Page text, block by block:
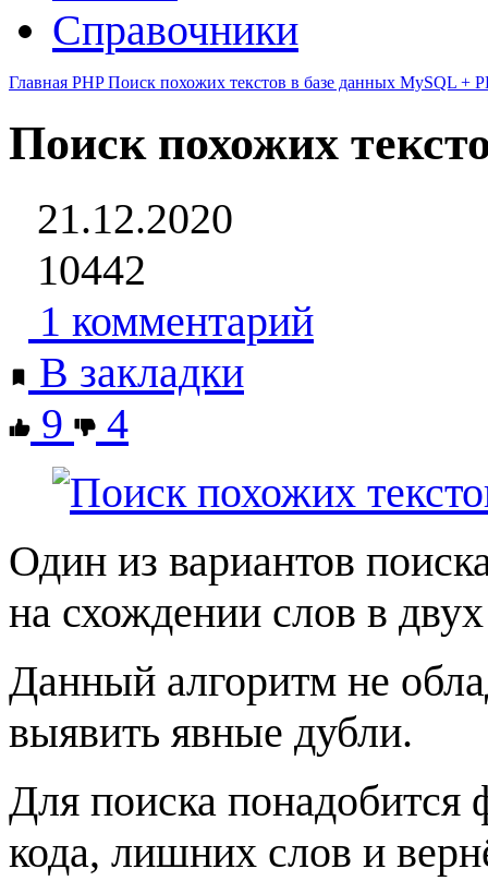
Справочники
Главная PHPПоиск похожих текстов в базе данных MySQL +
Поиск похожих
21.12.2020
10442
1 комментарий
В закладки
9
4
Один из вариантов
на схождении слов в двух
Данный алгоритм не
выявить явные дубли.
Для поиска понадобится
кода, лишних слов и